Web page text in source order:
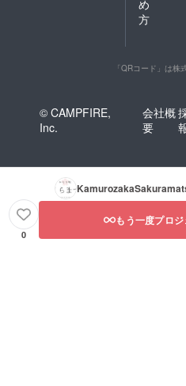
め
方
「QRコード」は株
© CAMPFIRE,
Inc.
会社概
要
0
もう一度プロ